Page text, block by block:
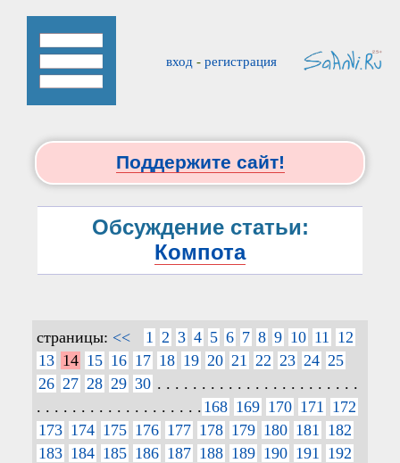
вход - регистрация
Поддержите сайт!
Обсуждение статьи:
Компота
страницы: << 1 2 3 4 5 6 7 8 9 10 11
12
13 14 15 16 17 18 19 20 21 22 23 24 25
26 27 28 29 30 . . . . . . . . . . . . . . . . . . . . . . .
. . . . . . . . . . . . . . . . . . . 168 169 170 171
172
173 174 175 176 177 178 179 180 181
182
183 184 185 186 187 188 189 190 191
192